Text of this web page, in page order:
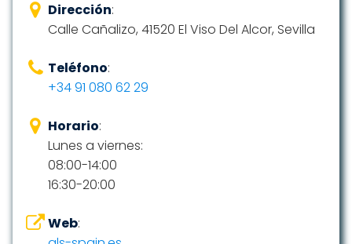
Dirección:
Calle Cañalizo, 41520 El Viso Del Alcor, Sevilla
Teléfono:
+34 91 080 62 29
Horario:
Lunes a viernes:
08:00-14:00
16:30-20:00
Web: